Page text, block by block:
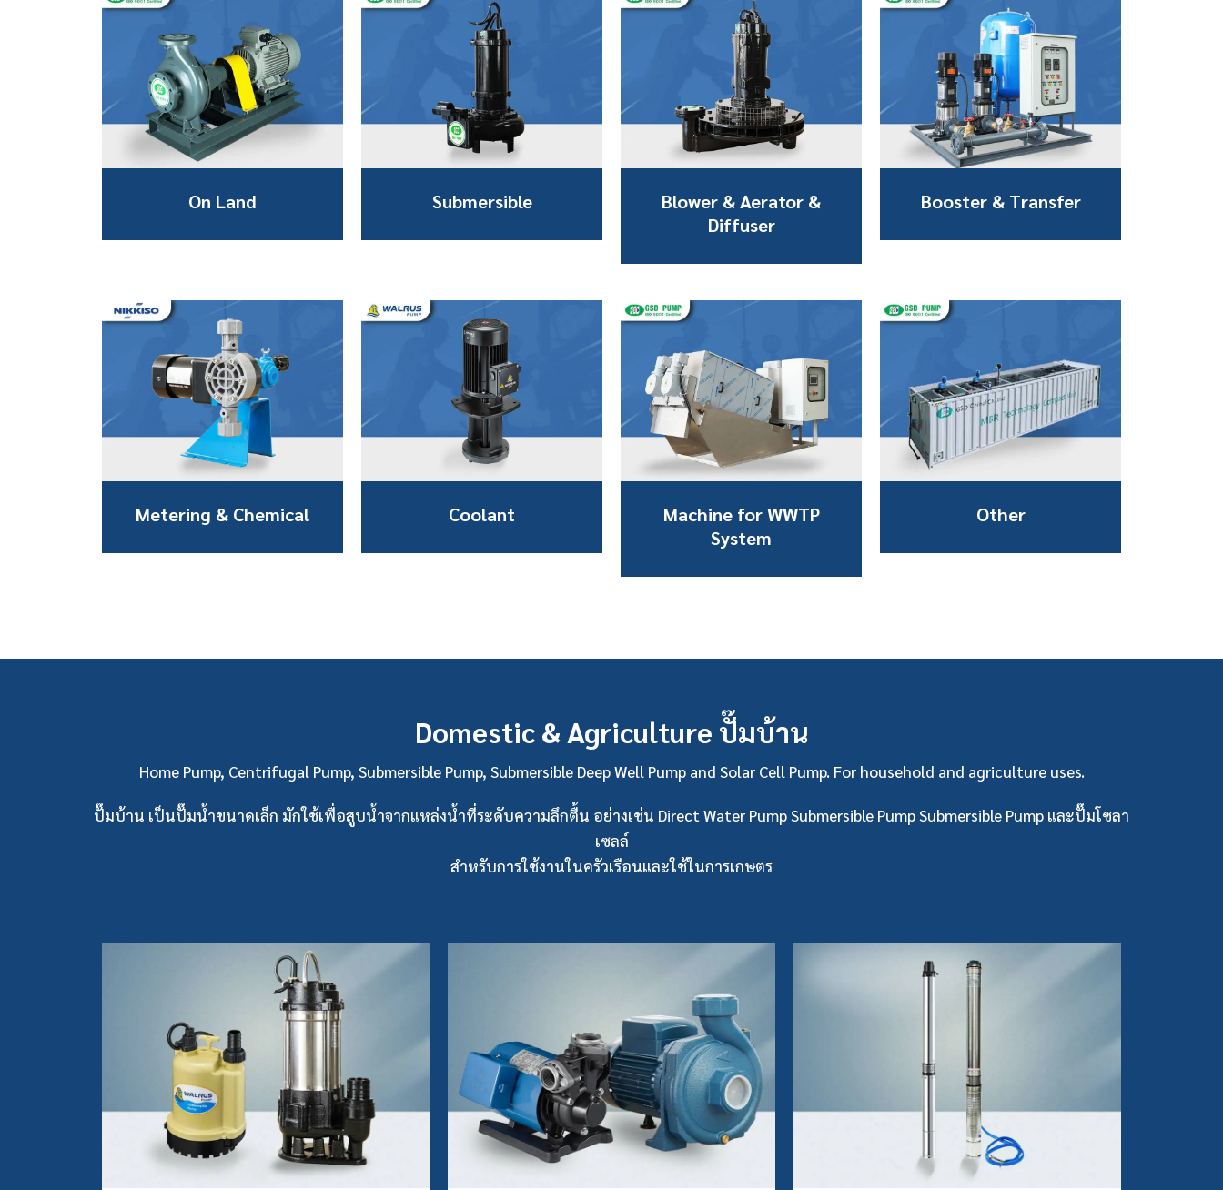
On Land Submersible
Blower & Aerator &
Diffuser
Booster & Transfer
Metering & Chemical Coolant
Machine for WWTP
System
Other
Domestic & Agriculture ปั๊มบ้าน
Home Pump, Centrifugal Pump, Submersible Pump, Submersible Deep Well Pump and Solar Cell Pump. For household and agriculture uses.
ปั๊มบ้าน เป็นปั๊มน้ำขนาดเล็ก มักใช้เพื่อสูบน้ำจากแหล่งน้ำที่ระดับความลึกตื้น อย่างเช่น Direct Water PumpSubmersible PumpSubmersible Pump และปั๊มโซลา
เซลล์
สำหรับการใช้งานในครัวเรือนและใช้ในการเกษตร